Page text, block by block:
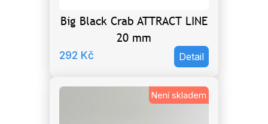
Big Black Crab ATTRACT LINE
20 mm
292 Kč Detail
Není skladem